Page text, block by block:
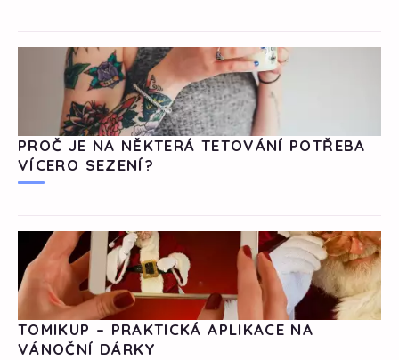
PROČ JE NA NĚKTERÁ TETOVÁNÍ POTŘEBA
VÍCERO SEZENÍ?
TOMIKUP – PRAKTICKÁ APLIKACE NA
VÁNOČNÍ DÁRKY